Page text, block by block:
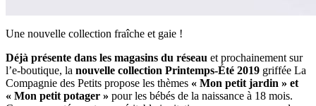
Une nouvelle collection fraîche et gaie !
Déjà présente dans les magasins du réseau et prochainement sur
l’e-boutique, la nouvelle collection Printemps-Été 2019 griffée La
Compagnie des Petits propose les thèmes « Mon petit jardin » et
« Mon petit potager » pour les bébés de la naissance à 18 mois.